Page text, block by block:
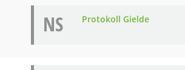
NS Protokoll Gielde